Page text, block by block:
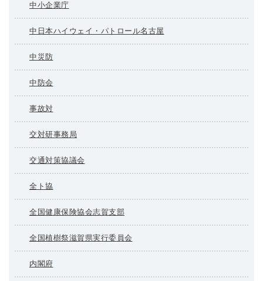
中小企業庁
中日本ハイウェイ・パトロール名古屋
中災防
中防会
事故対
交対研事務局
交通対策協議会
全ト協
全国健康保険協会志賀支部
全国植樹祭滋賀県実行委員会
内閣府